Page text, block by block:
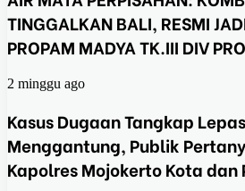
TINGGALKAN BALI, RESMI
PROPAM MADYA TK.III DIV
2 minggu ago
Kasus Dugaan Tangkap
Menggantung, Publik
Kapolres Mojokerto Kota dan